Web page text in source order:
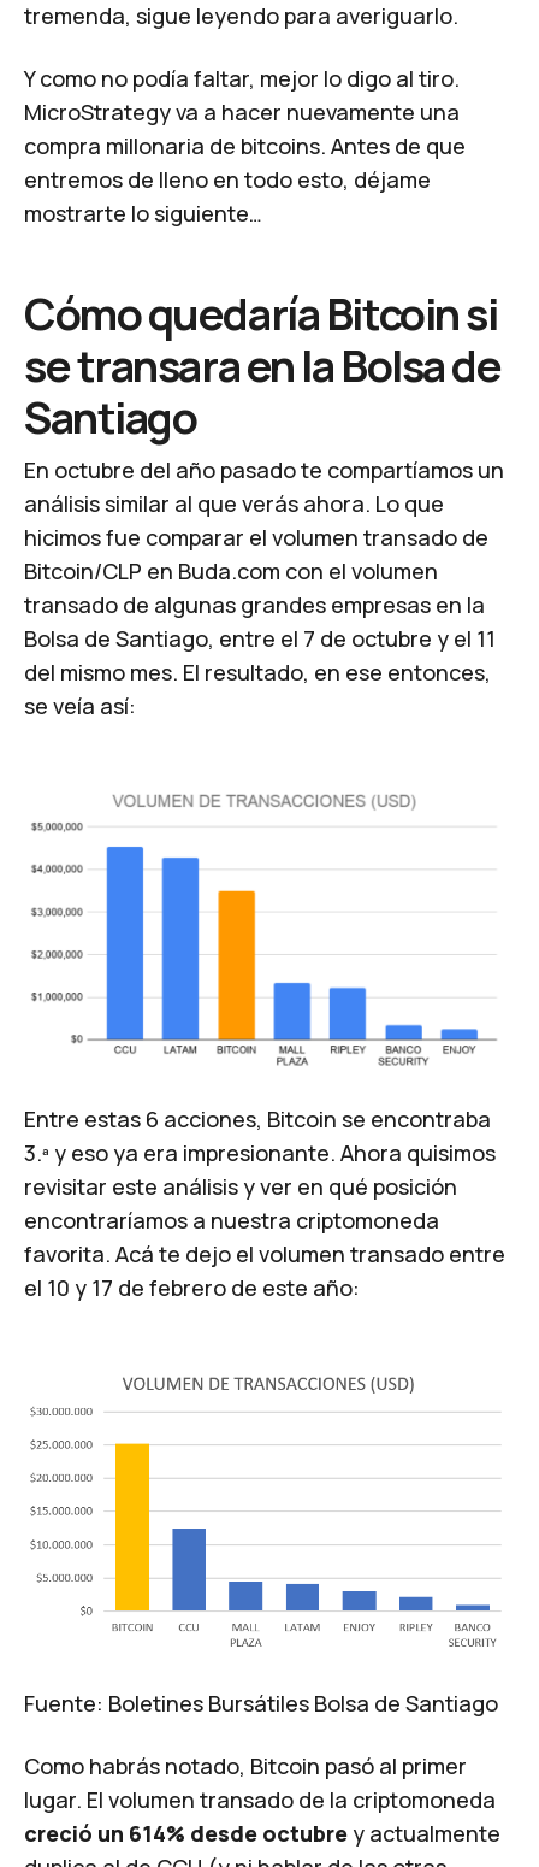
tremenda, sigue leyendo para averiguarlo.
Y como no podía faltar, mejor lo digo al tiro.
MicroStrategy va a hacer nuevamente una
compra millonaria de bitcoins. Antes de que
entremos de lleno en todo esto, déjame
mostrarte lo siguiente…
Cómo quedaría Bitcoin si
se transara en la Bolsa de
Santiago
En octubre del año pasado te compartíamos un
análisis similar al que verás ahora. Lo que
hicimos fue comparar el volumen transado de
Bitcoin/CLP en Buda.com con el volumen
transado de algunas grandes empresas en la
Bolsa de Santiago, entre el 7 de octubre y el 11
del mismo mes. El resultado, en ese entonces,
se veía así:
​Entre estas 6 acciones, Bitcoin se encontraba
3.ª y eso ya era impresionante. Ahora quisimos
revisitar este análisis y ver en qué posición
encontraríamos a nuestra criptomoneda
favorita. Acá te dejo el volumen transado entre
el 10 y 17 de febrero de este año:
​Fuente: Boletines Bursátiles Bolsa de Santiago
Como habrás notado, Bitcoin pasó al primer
lugar. El volumen transado de la criptomoneda
creció un 614% desde octubre y actualmente